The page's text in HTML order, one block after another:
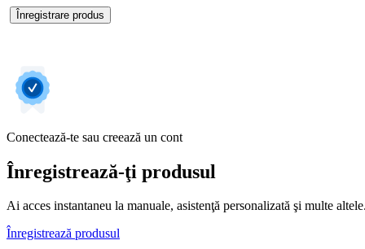
Înregistrare produs
Conectează-te sau creează un cont
Înregistrează-ţi produsul
Ai acces instantaneu la manuale, asistenţă personalizată şi multe
Înregistrează produsul